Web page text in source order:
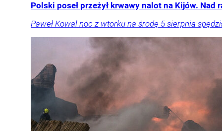
Polski poseł przeżył krwawy nalot na Kijów. Nad
Paweł Kowal noc z wtorku na środę 5 sierpnia